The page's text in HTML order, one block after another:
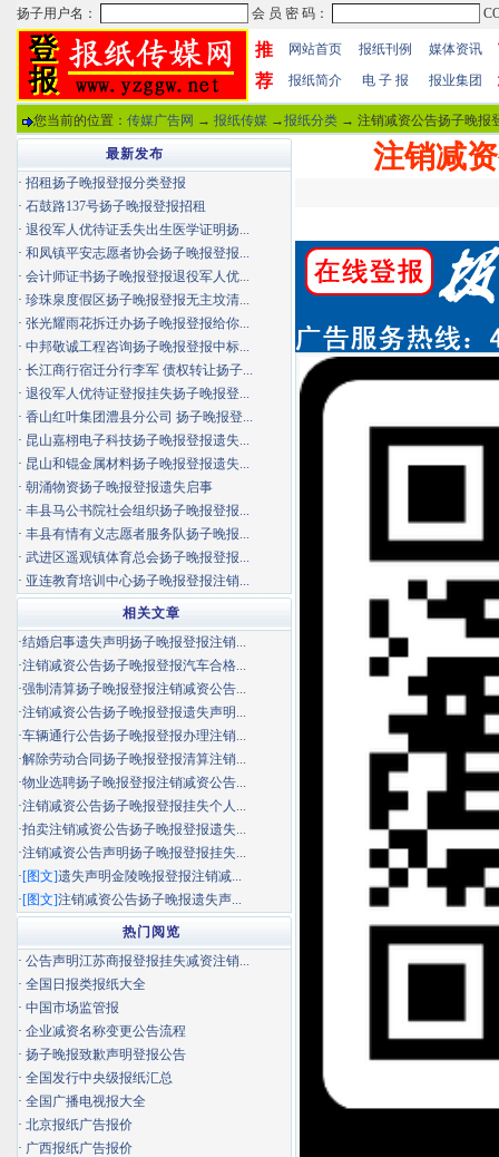
推
荐
网站首页 报纸刊例 媒体资讯
报纸简介 电 子 报 报业集团
您当前的位置： 传媒广告网 → 报纸传媒 →报纸分类 → 注销减资公告扬子晚报
注销减
最新发布
· 招租扬子晚报登报分类登报
· 石鼓路137号扬子晚报登报招租
· 退役军人优待证丢失出生医学证明扬...
· 和凤镇平安志愿者协会扬子晚报登报...
· 会计师证书扬子晚报登报退役军人优...
· 珍珠泉度假区扬子晚报登报无主坟清...
· 张光耀雨花拆迁办扬子晚报登报给你...
· 中邦敬诚工程咨询扬子晚报登报中标...
· 长江商行宿迁分行李军 债权转让扬子...
· 退役军人优待证登报挂失扬子晚报登...
· 香山红叶集团澧县分公司 扬子晚报登...
· 昆山嘉栩电子科技扬子晚报登报遗失...
· 昆山和锟金属材料扬子晚报登报遗失...
· 朝涌物资扬子晚报登报遗失启事
· 丰县马公书院社会组织扬子晚报登报...
· 丰县有情有义志愿者服务队扬子晚报...
· 武进区遥观镇体育总会扬子晚报登报...
· 亚连教育培训中心扬子晚报登报注销...
相关文章
·结婚启事遗失声明扬子晚报登报注销...
·注销减资公告扬子晚报登报汽车合格...
·强制清算扬子晚报登报注销减资公告...
·注销减资公告扬子晚报登报遗失声明...
·车辆通行公告扬子晚报登报办理注销...
·解除劳动合同扬子晚报登报清算注销...
·物业选聘扬子晚报登报注销减资公告...
·注销减资公告扬子晚报登报挂失个人...
·拍卖注销减资公告扬子晚报登报遗失...
·注销减资公告声明扬子晚报登报挂失...
·[图文]遗失声明金陵晚报登报注销减...
·[图文]注销减资公告扬子晚报遗失声...
热门阅览
· 公告声明江苏商报登报挂失减资注销...
· 全国日报类报纸大全
· 中国市场监管报
· 企业减资名称变更公告流程
· 扬子晚报致歉声明登报公告
· 全国发行中央级报纸汇总
· 全国广播电视报大全
· 北京报纸广告报价
· 广西报纸广告报价